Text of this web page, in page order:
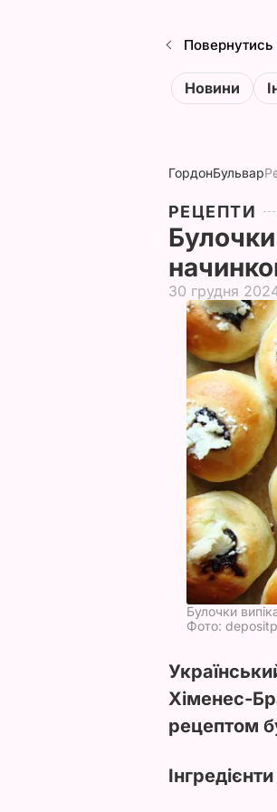
Повернутись
Новини
ГордонБульвар
РЕЦЕПТИ
30 грудня
Булочки
Фото:
Хіменес-
рецептом